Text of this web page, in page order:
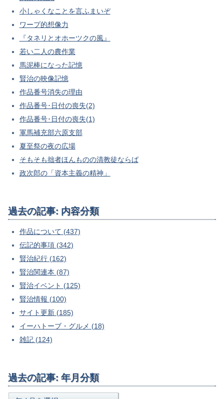
小しゃくなことを言ふまいぞ
ワープ的想像力
『タネリとオホーツクの風』
若い二人の農作業
馬泥棒になった記憶
賢治の映像記憶
作品番号消失の理由
作品番号･日付の喪失(2)
作品番号･日付の喪失(1)
軍馬補充部六原支部
夏至祭の夜の広場
そもそも拙者ほんものの清教徒ならば
政次郎の「資本主義の精神」
過去の記事: 内容分類
作品について (437)
伝記的事項 (342)
賢治紀行 (162)
賢治関連本 (87)
賢治イベント (125)
賢治情報 (100)
サイト更新 (185)
イーハトーブ・グルメ (18)
雑記 (124)
過去の記事: 年月分類